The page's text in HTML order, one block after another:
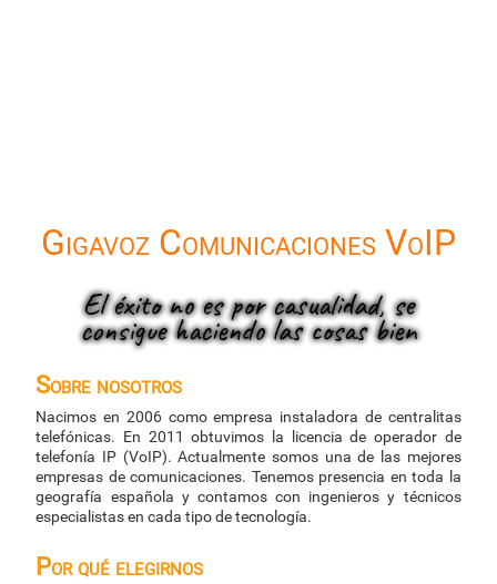
Gigavoz Comunicaciones VoIP
El éxito no es por casualidad, se
consigue haciendo las cosas bien
Sobre nosotros
Nacimos en 2006 como empresa instaladora de centralitas
telefónicas. En 2011 obtuvimos la licencia de operador de
telefonía IP (VoIP). Actualmente somos una de las mejores
empresas de comunicaciones. Tenemos presencia en toda la
geografía española y contamos con ingenieros y técnicos
especialistas en cada tipo de tecnología.
Por qué elegirnos